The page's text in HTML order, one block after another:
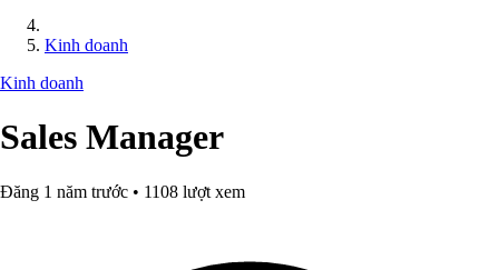
Kinh doanh
Kinh doanh
Sales Manager
Đăng 1 năm trước • 1108 lượt xem